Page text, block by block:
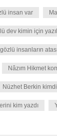
insan var
dev kimin için
insanların
Nâzım Hikmet
Nüzhet Berkin
kim yazdı